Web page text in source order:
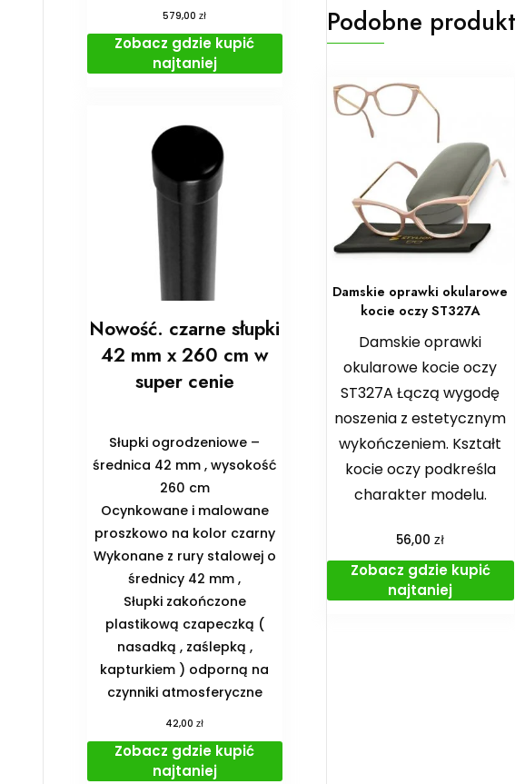
Podobne
Damskie oprawki okularowe
kocie oczy ST327A
Damskie oprawki
okularowe kocie oczy
ST327A Łączą wygodę
noszenia z estetycznym
wykończeniem. Kształt
kocie oczy podkreśla
charakter modelu.
56,00zł
Zobacz gdzie kupić
najtaniej
579,00zł
Zobacz gdzie kupić
najtaniej
Nowość. czarne słupki
42 mm x 260 cm w
super cenie
Słupki ogrodzeniowe –
średnica 42 mm , wysokość
260 cm
Ocynkowane i malowane
proszkowo na kolor czarny
Wykonane z rury stalowej o
średnicy 42 mm ,
Słupki zakończone
plastikową czapeczką (
nasadką , zaślepką ,
kapturkiem ) odporną na
czynniki atmosferyczne
42,00zł
Zobacz gdzie kupić
najtaniej